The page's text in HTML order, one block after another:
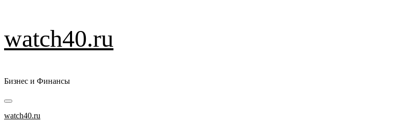
к
содержимому
watch40.ru
Бизнес и Финансы
Основное
меню
watch40.ru